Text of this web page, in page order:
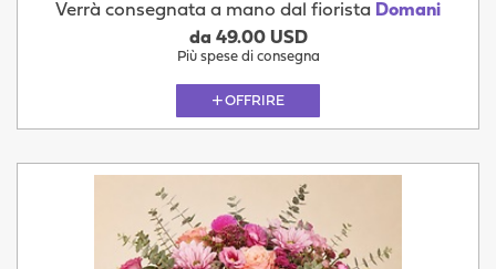
Verrà consegnata a mano dal fiorista Domani
da 49.00 USD
Più spese di consegna
OFFRIRE